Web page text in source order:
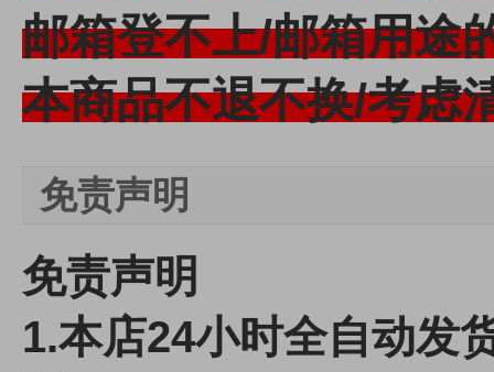
邮箱登不上/邮箱用途
本商品不退不换/考虑
免责声明
免责声明
1.本店24小时全自动发